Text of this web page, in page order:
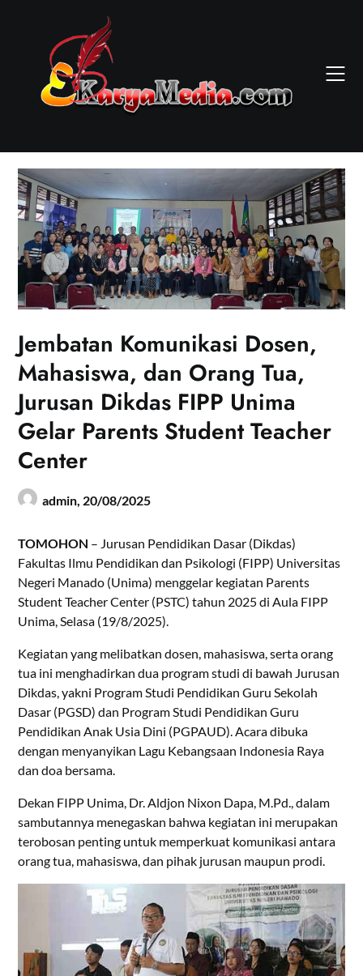
Jembatan Komunikasi Dosen,
Mahasiswa, dan Orang Tua,
Jurusan Dikdas FIPP Unima
Gelar Parents Student Teacher
Center
admin, 20/08/2025
TOMOHON – Jurusan Pendidikan Dasar (Dikdas)
Fakultas Ilmu Pendidikan dan Psikologi (FIPP) Universitas
Negeri Manado (Unima) menggelar kegiatan Parents
Student Teacher Center (PSTC) tahun 2025 di Aula FIPP
Unima, Selasa (19/8/2025).
Kegiatan yang melibatkan dosen, mahasiswa, serta orang
tua ini menghadirkan dua program studi di bawah Jurusan
Dikdas, yakni Program Studi Pendidikan Guru Sekolah
Dasar (PGSD) dan Program Studi Pendidikan Guru
Pendidikan Anak Usia Dini (PGPAUD). Acara dibuka
dengan menyanyikan Lagu Kebangsaan Indonesia Raya
dan doa bersama.
Dekan FIPP Unima, Dr. Aldjon Nixon Dapa, M.Pd., dalam
sambutannya menegaskan bahwa kegiatan ini merupakan
terobosan penting untuk memperkuat komunikasi antara
orang tua, mahasiswa, dan pihak jurusan maupun prodi.